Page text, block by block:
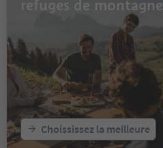
refuges de montagne
Choississez la meilleure